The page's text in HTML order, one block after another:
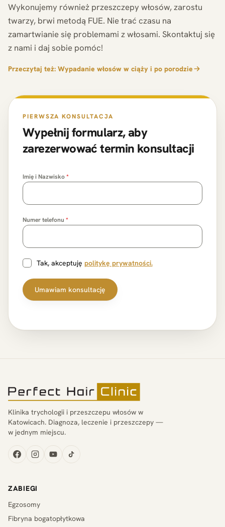
Wykonujemy również przeszczepy włosów, zarostu
twarzy, brwi metodą FUE. Nie trać czasu na
zamartwianie się problemami z włosami. Skontaktuj się
z nami i daj sobie pomóc!
Przeczytaj też: Wypadanie włosów w ciąży i po porodzie
PIERWSZA KONSULTACJA
Wypełnij formularz, aby
zarezerwować termin konsultacji
Imię i Nazwisko*
Numer telefonu *
Tak, akceptuję politykę prywatności.
Umawiam konsultację
Klinika trychologii i przeszczepu włosów w
Katowicach. Diagnoza, leczenie i przeszczepy —
w jednym miejscu.
ZABIEGI
Egzosomy
Fibryna bogatopłytkowa